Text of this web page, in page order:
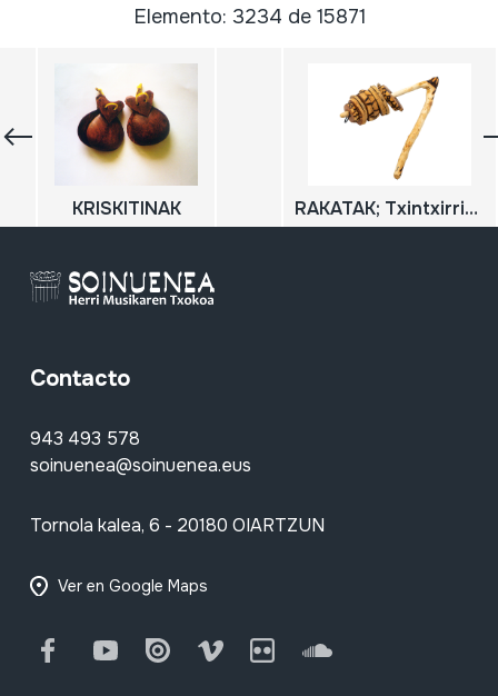
Elemento: 3234 de 15871
KRISKITINAK RAKATAK; Txintxirrina; Sonajero
Contacto
943 493 578
soinuenea@soinuenea.eus
Tornola kalea, 6 - 20180 OIARTZUN
Ver en Google Maps
FacebookYoutube Issuu Vimeo Flickr SoundCloud